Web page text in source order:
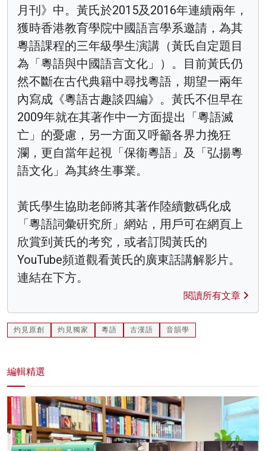
月刊》中。黃氏於2015及2016年連續兩年，
獲時香港教育學院中國語言學系邀請，為其
粵語課程的三年級學生演講（黃氏自定題目
為「粵語與中國語言文化」）。目前黃氏仍
然不斷在古代典籍中尋找粵語，期望一兩年
內寫成《粵語古趣談四編》。黃氏不但早在
2009年就在其著作中一方面提出「粵語滅
亡」的憂慮，另一方面又呼籲各界力挽狂
瀾，更自當年起視「保衞粵語」及「弘揚粵
語文化」為其終生事業。
黃氏學生協助老師將其著作陸續數碼化成
「粵語詞彙硏究所」網站，用戶可在網頁上
欣賞到黃氏的考究，或者訂閲黃氏的
YouTube頻道觀看黃氏的廣東話講解影片。
連結在下方。
閱讀所有文章
灼見原創 灼見獨家 粵語 古漢語 音韻學
編輯精選